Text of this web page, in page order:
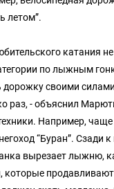
летом”.
катания не
по лыжным
своими
раз, - объяснил
Например, чаще
“Буран”. Сзади
вырезает лыжню,
продавливают